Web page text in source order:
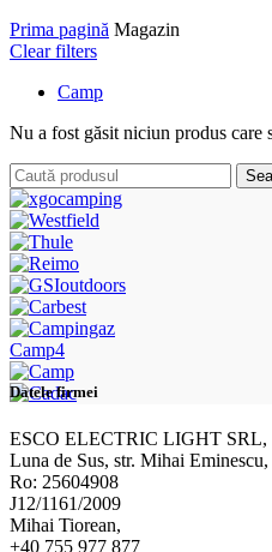
Prima pagină Magazin
Clear filters
Camp
Nu a fost găsit niciun produs care
Camp4
Datele firmei
ESCO ELECTRIC LIGHT SRL,
Luna de Sus, str. Mihai
Ro: 25604908
J12/1161/2009
Mihai Tiorean,
+40 755 977 877